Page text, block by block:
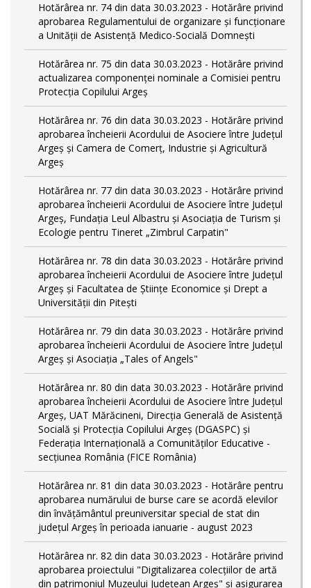
Hotărârea nr. 74 din data 30.03.2023 - Hotărâre privind
aprobarea Regulamentului de organizare și funcționare
a Unității de Asistență Medico-Socială Domnești
Hotărârea nr. 75 din data 30.03.2023 - Hotărâre privind
actualizarea componenței nominale a Comisiei pentru
Protecția Copilului Argeș
Hotărârea nr. 76 din data 30.03.2023 - Hotărâre privind
aprobarea încheierii Acordului de Asociere între Județul
Argeș și Camera de Comerț, Industrie și Agricultură
Argeș
Hotărârea nr. 77 din data 30.03.2023 - Hotărâre privind
aprobarea încheierii Acordului de Asociere între Județul
Argeș, Fundația Leul Albastru și Asociația de Turism și
Ecologie pentru Tineret „Zimbrul Carpatin"
Hotărârea nr. 78 din data 30.03.2023 - Hotărâre privind
aprobarea încheierii Acordului de Asociere între Județul
Argeș și Facultatea de Științe Economice și Drept a
Universității din Pitești
Hotărârea nr. 79 din data 30.03.2023 - Hotărâre privind
aprobarea încheierii Acordului de Asociere între Județul
Argeș și Asociația „Tales of Angels"
Hotărârea nr. 80 din data 30.03.2023 - Hotărâre privind
aprobarea încheierii Acordului de Asociere între Județul
Argeș, UAT Mărăcineni, Direcția Generală de Asistență
Socială și Protecția Copilului Argeș (DGASPC) și
Federația Internațională a Comunităților Educative -
secțiunea România (FICE România)
Hotărârea nr. 81 din data 30.03.2023 - Hotărâre pentru
aprobarea numărului de burse care se acordă elevilor
din învățământul preuniversitar special de stat din
județul Argeș în perioada ianuarie - august 2023
Hotărârea nr. 82 din data 30.03.2023 - Hotărâre privind
aprobarea proiectului "Digitalizarea colecțiilor de artă
din patrimoniul Muzeului Județean Argeș" și asigurarea